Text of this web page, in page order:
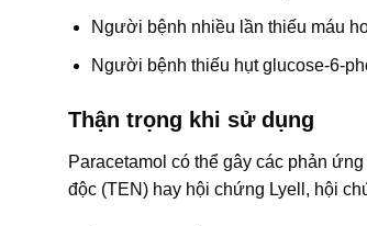
Người bệnh nhiều lần thiếu máu
Người bệnh thiếu hụt glucose-6-
Thận trọng khi sử dụng
Paracetamol có thể gây các phản
độc (TEN) hay hội chứng Lyell, hội